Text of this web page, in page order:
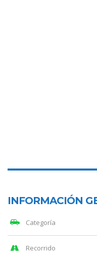
INFORMACIÓN
Categoría
Recorrido